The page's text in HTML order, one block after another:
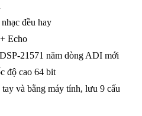
đều hay
Echo
21571 năm dòng ADI mới
độ cao 64 bit
và bằng máy tính, lưu 9 cấu